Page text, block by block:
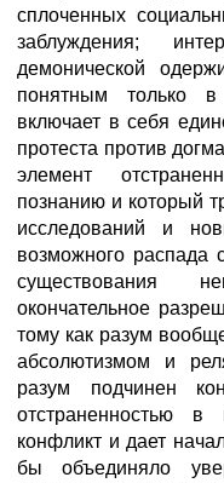
сплоченных
заблуждения;
демонической
понятным только
включает в себя
протеста против
элемент
познанию и который
исследований и
возможного распада
существования
окончательное
тому как разум
абсолютизмом и
разум подчинен
отстраненностью
конфликт и дает
бы объединяло